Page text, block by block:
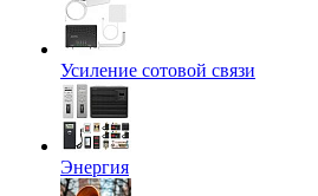
Усиление сотовой связи
Энергия